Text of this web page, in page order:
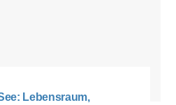
Lebensraum,